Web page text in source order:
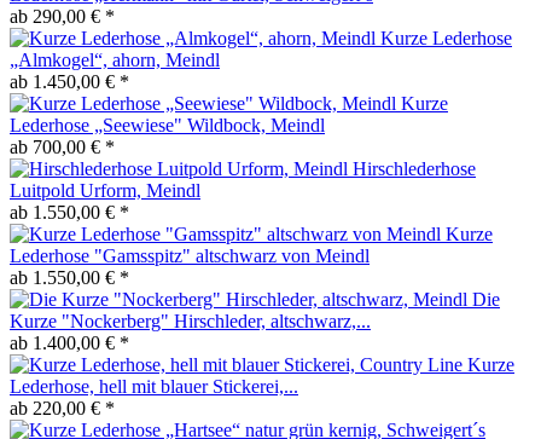
ab 290,00 € *
Kurze Lederhose
„Almkogel“, ahorn, Meindl
ab 1.450,00 € *
Kurze
Lederhose „Seewiese" Wildbock, Meindl
ab 700,00 € *
Hirschlederhose
Luitpold Urform, Meindl
ab 1.550,00 € *
Kurze
Lederhose "Gamsspitz" altschwarz von Meindl
ab 1.550,00 € *
Die
Kurze "Nockerberg" Hirschleder, altschwarz,...
ab 1.400,00 € *
Kurze
Lederhose, hell mit blauer Stickerei,...
ab 220,00 € *